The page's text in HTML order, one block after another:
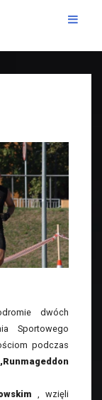
dwóch
Sportowego
podczas
, wzięli